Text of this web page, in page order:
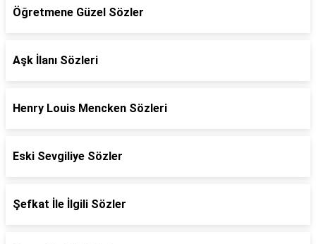
Öğretmene Güzel Sözler
Aşk İlanı Sözleri
Henry Louis Mencken Sözleri
Eski Sevgiliye Sözler
Şefkat İle İlgili Sözler